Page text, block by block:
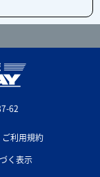
62
ご利用規約
く表示